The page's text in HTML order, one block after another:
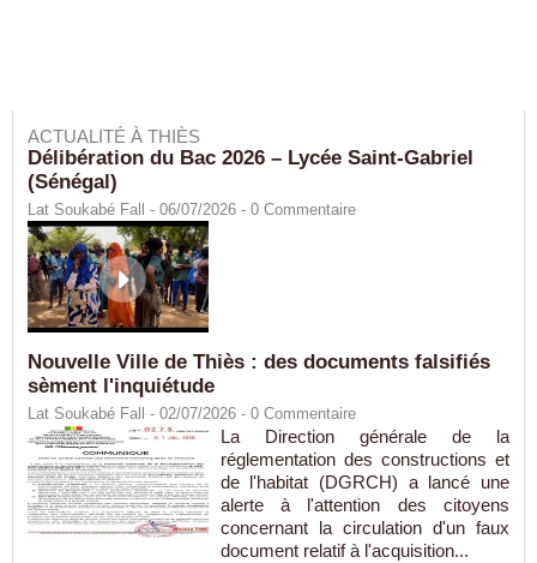
ACTUALITÉ À THIÈS
Délibération du Bac 2026 – Lycée Saint-Gabriel
(Sénégal)
Lat Soukabé Fall - 06/07/2026 - 0 Commentaire
Nouvelle Ville de Thiès : des documents falsifiés
sèment l'inquiétude
Lat Soukabé Fall - 02/07/2026 - 0 Commentaire
La Direction générale de la
réglementation des constructions et
de l'habitat (DGRCH) a lancé une
alerte à l'attention des citoyens
concernant la circulation d'un faux
document relatif à l'acquisition...